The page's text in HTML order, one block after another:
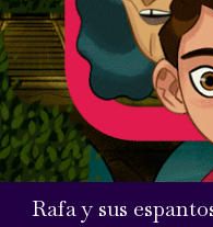
Rafa y sus